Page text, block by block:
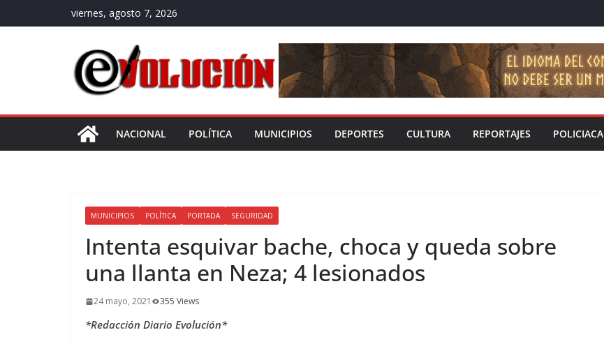
al
viernes, agosto 7, 2026
NACIONAL POLÍTICA MUNICIPIOS DEPORTES CULTURA REPORTAJES POLICIACA
MUNICIPIOS POLÍTICA PORTADA SEGURIDAD
Intenta esquivar bache, choca y queda sobre
una llanta en Neza; 4 lesionados
24 mayo, 2021 355 Views
*Redacción Diario Evolución*